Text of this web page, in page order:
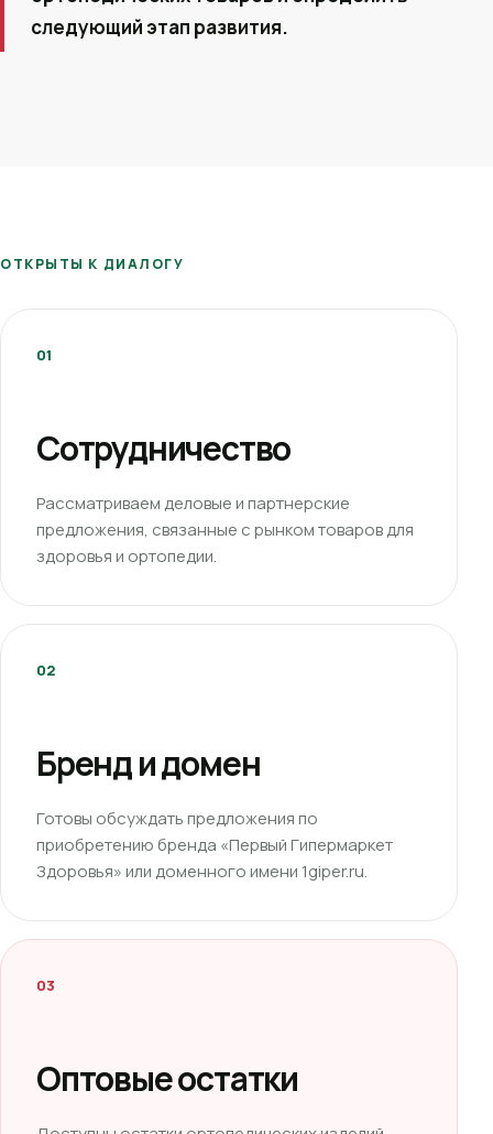
следующий этап развития.
ОТКРЫТЫ К ДИАЛОГУ
01
Сотрудничество
Рассматриваем деловые и партнерские
предложения, связанные с рынком товаров для
здоровья и ортопедии.
02
Бренд и домен
Готовы обсуждать предложения по
приобретению бренда «Первый Гипермаркет
Здоровья» или доменного имени 1giper.ru.
03
Оптовые остатки